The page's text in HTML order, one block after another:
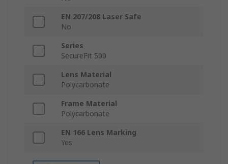
EN 207/208 Laser Safe
No
Series
SecureFit 500
Lens Material
Polycarbonate
Frame Material
Polycarbonate
EN 166 Lens Marking
Yes